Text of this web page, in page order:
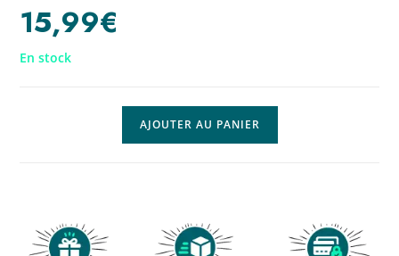
15,99€
En stock
AJOUTER AU PANIER